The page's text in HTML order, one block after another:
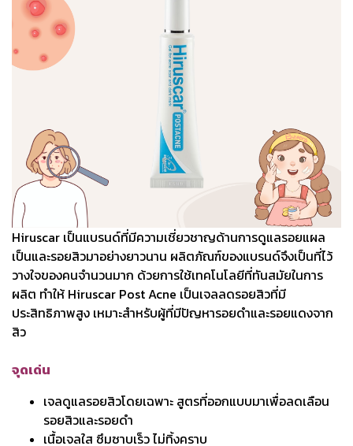
Hiruscar เป็นแบรนด์ที่มีความเชี่ยวชาญด้านการดูแลรอยแผล
เป็นและรอยสิวมาอย่างยาวนาน ผลิตภัณฑ์ของแบรนด์จึงเป็นที่ไว้
วางใจของคนจำนวนมาก ด้วยการใช้เทคโนโลยีที่ทันสมัยในการ
ผลิต ทำให้ Hiruscar Post Acne เป็นเจลลดรอยสิวที่มี
ประสิทธิภาพสูง เหมาะสำหรับผู้ที่มีปัญหารอยดำและรอยแดงจาก
สิว
จุดเด่น
เจลดูแลรอยสิวโดยเฉพาะ สูตรที่ออกแบบมาเพื่อลดเลือน
รอยสิวและรอยดำ
เนื้อเจลใส ซึมซาบเร็ว ไม่ทิ้งคราบ